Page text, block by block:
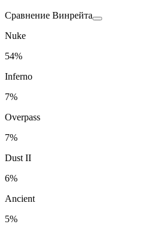
Сравнение Винрейта
Nuke
54%
Inferno
7%
Overpass
7%
Dust II
6%
Ancient
5%